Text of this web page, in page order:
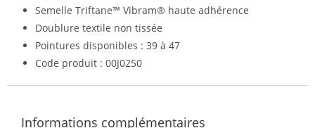
Semelle Triftane™ Vibram® haute adhérence
Doublure textile non tissée
Pointures disponibles : 39 à 47
Code produit : 00J0250
Informations complémentaires